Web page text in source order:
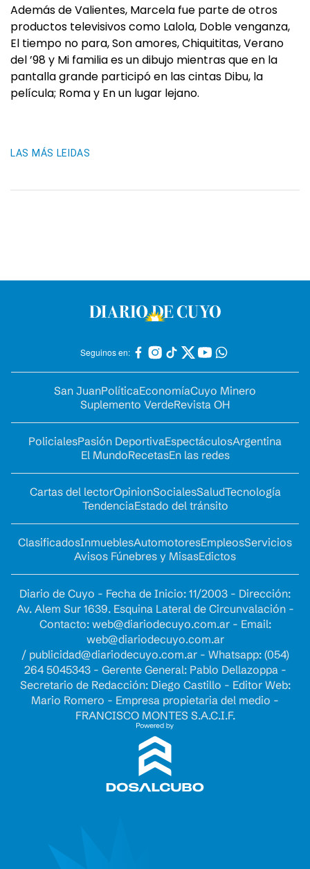
Además de Valientes, Marcela fue parte de otros
productos televisivos como Lalola, Doble venganza,
El tiempo no para, Son amores, Chiquititas, Verano
del ’98 y Mi familia es un dibujo mientras que en la
pantalla grande participó en las cintas Dibu, la
película; Roma y En un lugar lejano.
LAS MÁS LEIDAS
Seguinos en:
San JuanPolíticaEconomíaCuyo Minero
Suplemento VerdeRevista OH
PolicialesPasión DeportivaEspectáculosArgentina
El MundoRecetasEn las redes
Cartas del lectorOpinionSocialesSaludTecnología
TendenciaEstado del tránsito
ClasificadosInmueblesAutomotoresEmpleosServicios
Avisos Fúnebres y MisasEdictos
Diario de Cuyo - Fecha de Inicio: 11/2003 - Dirección:
Av. Alem Sur 1639. Esquina Lateral de Circunvalación -
Contacto: web@diariodecuyo.com.ar- Email:
web@diariodecuyo.com.ar
/ publicidad@diariodecuyo.com.ar- Whatsapp: (054)
264 5045343 - Gerente General: Pablo Dellazoppa -
Secretario de Redacción: Diego Castillo - Editor Web:
Mario Romero - Empresa propietaria del medio -
FRANCISCO MONTES S.A.C.I.F.